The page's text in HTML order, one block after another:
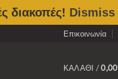
διακοπές! Dismiss
Επικοινωνία
ΚΑΛΆΘΙ /0,00